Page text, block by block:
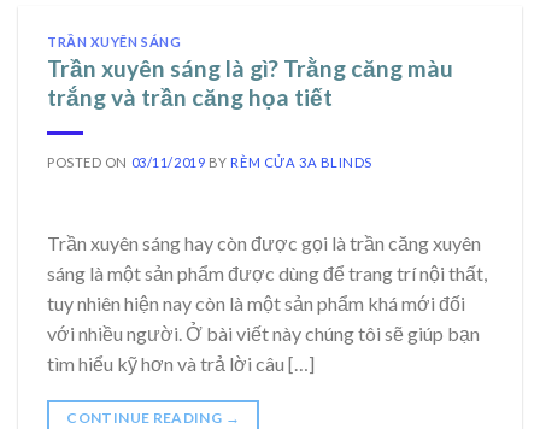
TRẦN XUYÊN SÁNG
Trần xuyên sáng là gì? Trằng căng màu
trắng và trần căng họa tiết
POSTED ON 03/11/2019 BY RÈM CỬA 3A BLINDS
Trần xuyên sáng hay còn được gọi là trần căng xuyên
sáng là một sản phẩm được dùng để trang trí nội thất,
tuy nhiên hiện nay còn là một sản phẩm khá mới đối
với nhiều người. Ở bài viết này chúng tôi sẽ giúp bạn
tìm hiểu kỹ hơn và trả lời câu […]
CONTINUE READING →